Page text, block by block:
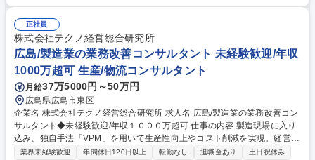
内容チェック■専用システムを使っての数字などの入力■エクセルなどを使
った計算や集計■社内申請の内容確認と手配、発注■社内の電話取次や社内
の問い合わせ電話対応 【働きやすい環境】年間休日120日以上、仕事とプ
ライベートの両立がしやすい環境です。残業、業務量の調整や家庭・子育
てとの両立をサポートする支援制度を整えています。 募集職種 事務スタ
ッフ（広島小町ビル）（障がい者採用）【契約社員】/未経験歓迎
正社員
株式会社テクノ経営総合研究所
広島/製造業の業務改善コンサルタント 未経験歓迎/年収
1000万超可 生産/物流コンサルタント
月給37万5000円～50万円
広島県広島市東区
企業名 株式会社テクノ経営総合研究所 求人名 広島/製造業の業務改善コン
サルタント◆未経験歓迎/年収１０００万超可 仕事の内容 製造現場に入り
込み、独自手法「VPM」を用いて生産性向上やコスト削減を実現。経営層
から現場まで一丸となって課題解決に挑む「実行支援型」のコンサルティ
業界未経験歓迎 年間休日120日以上 転勤なし 退職金あり 土日祝休み